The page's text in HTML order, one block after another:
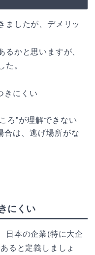
ましたが、デメリッ
るかと思いますが、
た。
きにくい
ろ”が理解できない
合は、逃げ場所がな
にくい
日本の企業(特に大企
ると定義しましょ